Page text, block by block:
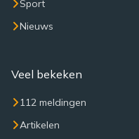
Sport
Nieuws
Veel bekeken
112 meldingen
Artikelen